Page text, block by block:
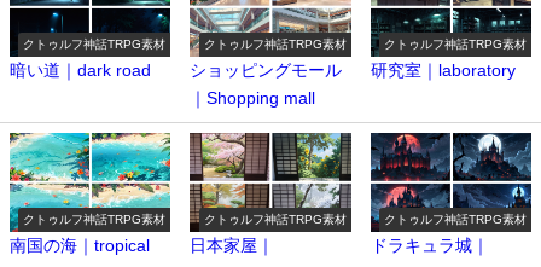
クトゥルフ神話TRPG素材
暗い道｜dark road
クトゥルフ神話TRPG素材
ショッピングモール
｜Shopping mall
クトゥルフ神話TRPG素材
研究室｜laboratory
クトゥルフ神話TRPG素材
南国の海｜tropical
クトゥルフ神話TRPG素材
日本家屋｜
クトゥルフ神話TRPG素材
ドラキュラ城｜